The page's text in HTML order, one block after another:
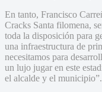
En tanto, Francisco
Cracks Santa filomena,
toda la disposición para
una infraestructura de
necesitamos para
un lujo jugar en este
el alcalde y el municipio”.